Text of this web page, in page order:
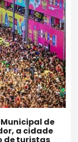
de
a cidade
de turistas